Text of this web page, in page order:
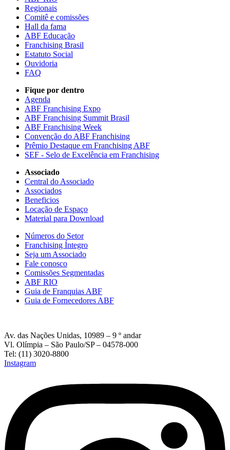
Regionais
Comitê e comissões
Hall da fama
ABF Educação
Franchising Brasil
Estatuto Social
Ouvidoria
FAQ
Fique por dentro
Agenda
ABF Franchising Expo
ABF Franchising Summit Brasil
ABF Franchising Week
Convenção do ABF Franchising
Prêmio Destaque em Franchising ABF
SEF - Selo de Excelência em Franchising
Associado
Central do Associado
Associados
Beneficios
Locação de Espaço
Material para Download
Números do Setor
Franchising Íntegro
Seja um Associado
Fale conosco
Comissões Segmentadas
ABF RIO
Guia de Franquias ABF
Guia de Fornecedores ABF
Av. das Nações Unidas, 10989 – 9 º andar
Vl. Olímpia – São Paulo/SP – 04578-000
Tel: (11) 3020-8800
Instagram